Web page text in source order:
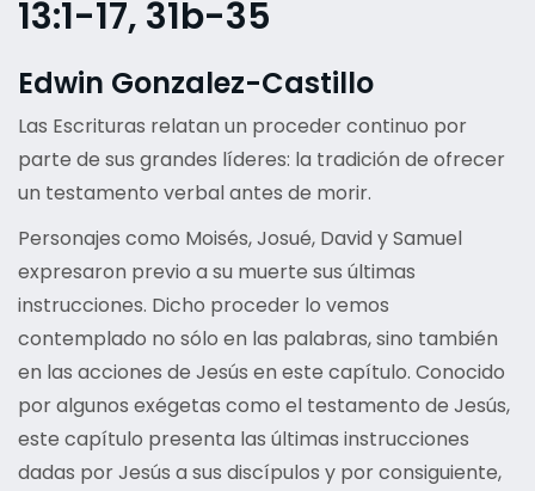
13:1-17, 31b-35
Edwin Gonzalez-Castillo
Las Escrituras relatan un proceder continuo por
parte de sus grandes líderes: la tradición de ofrecer
un testamento verbal antes de morir.
Personajes como Moisés, Josué, David y Samuel
expresaron previo a su muerte sus últimas
instrucciones. Dicho proceder lo vemos
contemplado no sólo en las palabras, sino también
en las acciones de Jesús en este capítulo. Conocido
por algunos exégetas como el testamento de Jesús,
este capítulo presenta las últimas instrucciones
dadas por Jesús a sus discípulos y por consiguiente,